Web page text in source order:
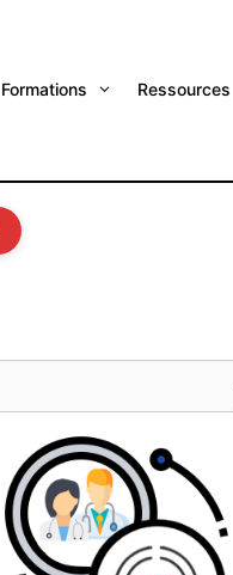
Formations Ressources